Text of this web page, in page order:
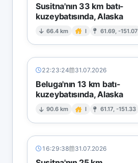
Susitna'nın 33 km batı-
kuzeybatısında, Alaska
66.4 km I 61.69, -151.07
22:23:24 31.07.2026
Beluga'nın 13 km batı-
kuzeybatısında, Alaska
90.6 km I 61.17, -151.33
16:29:38 31.07.2026